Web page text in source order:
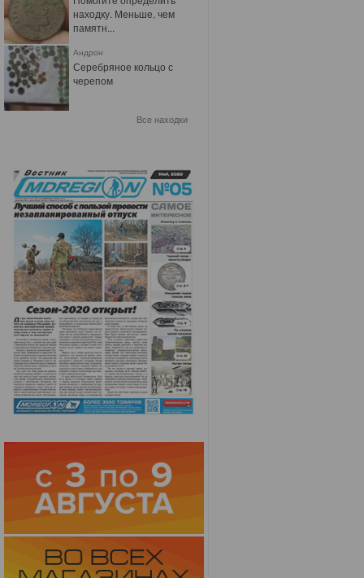
находку. Меньше, чем
памятн...
Андрон
Серебряное кольцо с
черепом
Все находки